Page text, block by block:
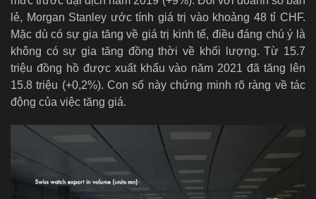
lẻ, Morgan Stanley ước tính giá trị vào khoảng 48 tỉ CHF.
Mặc dù có sự gia tăng về giá trị kinh tế, điều đáng chú ý là
không có sự gia tăng đồng thời về khối lượng. Từ 15.7
triệu đồng hồ được xuất khẩu vào năm 2021 đã tăng lên
15.8 triệu (+0,2%). Con số này chứng minh rõ ràng về tác
động của việc tăng giá.